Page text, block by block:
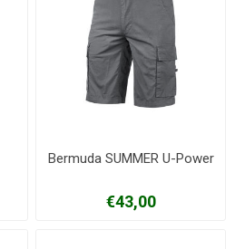
Bermuda SUMMER U-Power
€43,00